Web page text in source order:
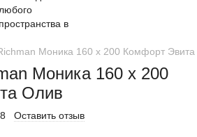
Моника 160 х 200 Комфорт
Моника 160 х 200
Олив
Оставить отзыв